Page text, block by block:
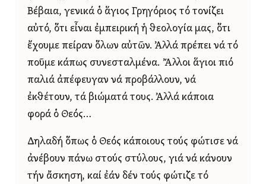
Βέβαια, γενικά ὁ ἅγιος Γρηγόριος τό τονίζει
αὐτό, ὅτι εἶναι ἐμπειρική ἡ θεολογία μας, ὅτι
ἔχουμε πείραν ὅλων αὐτῶν. Ἀλλά πρέπει νά τό
ποῦμε κάπως συνεσταλμένα. Ἄλλοι ἅγιοι πιό
παλιά ἀπέφευγαν νά προβάλλουν, νά
ἐκθέτουν, τά βιώματά τους. Ἀλλά κάποια
φορά ὁ Θεός…
Δηλαδή ὅπως ὁ Θεός κάποιους τούς φώτισε νά
ἀνέβουν πάνω στούς στύλους, γιά νά κάνουν
τήν ἄσκηση, καί ἐάν δέν τούς φώτιζε τό